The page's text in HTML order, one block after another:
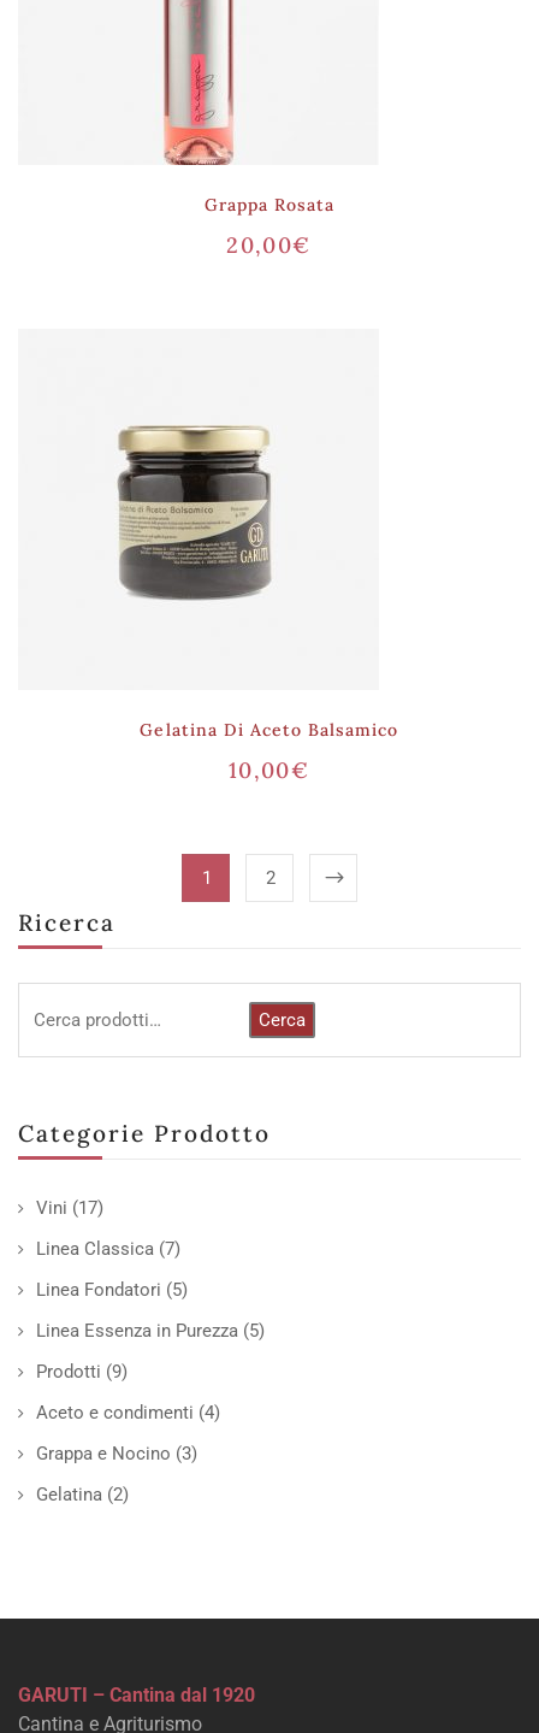
Ricerca
Cerca
Categorie Prodotto
Vini (17)
Linea Classica (7)
Linea Fondatori (5)
Linea Essenza in Purezza (5)
Prodotti (9)
Aceto e condimenti (4)
Grappa e Nocino (3)
Gelatina (2)
Grappa Rosata
20,00€
Gelatina Di Aceto Balsamico
10,00€
1 2
GARUTI – Cantina dal 1920
Cantina e Agriturismo